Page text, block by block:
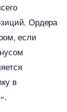
Ордера
если